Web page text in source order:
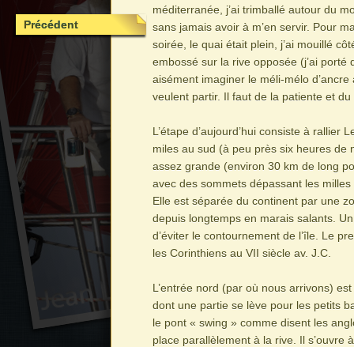
méditerranée, j’ai trimballé autour du
sans jamais avoir à m’en servir. Pour
soirée, le quai était plein, j’ai mouillé
embossé sur la rive opposée (j’ai porté
aisément imaginer le méli-mélo
veulent partir. Il faut de la patiente et du
L’étape d’aujourd’hui consiste à rallier
miles au sud (à peu près six heures de
assez grande (environ 30 km de long
avec des sommets dépassant les
Elle est séparée du continent par une
depuis longtemps en marais salants.
d’éviter le contournement de l’île. Le
les Corinthiens au VII siècle av. J.C.
L’entrée nord (par où nous arrivons)
dont une partie se lève pour les petits
le pont « swing » comme disent les
place parallèlement à la rive. Il s’ouvre
Précédent